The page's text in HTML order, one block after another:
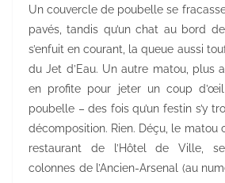
Un couvercle de poubelle se
pavés, tandis qu’un chat au bord
s’enfuit en courant, la queue aussi
du Jet d’Eau. Un autre matou, plus
en profite pour jeter un coup
poubelle – des fois qu’un festin s’y
décomposition. Rien. Déçu, le matou
restaurant de l’Hôtel de Ville,
colonnes de l’Ancien-Arsenal (au